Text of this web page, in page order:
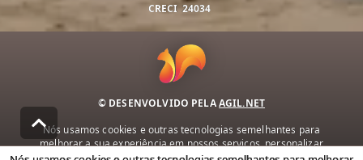
CRECI 24034
© DESENVOLVIDO PELAAGIL.NET
Nós usamos cookies e outras tecnologias semelhantes para
melhorar a sua experiência em nossos serviços, personalizar